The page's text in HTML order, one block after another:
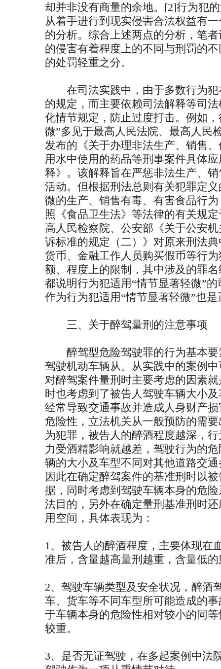
却并非没有商量的余地。[2]行为犯
从着手进行到现实侵害合法权益有
的分析。综合上述两点的分析，笔
的侵害有着程度上的不同与刑罚的
的处罚轻重之分。
在司法实践中，由于多数行为犯
的规定，而主要依赖司法解释等司
化情节规定，防止过度打击。例如
微”多见于最高人民法院、最高人民
发布的《关于办理非法生产、销售
用水中使用的药品等刑事案件具体
释》。该解释旨在严惩非法生产、
活动。但根据刑法总则有关犯罪定
微的生产、销售有毒、有害食品行
照《食品卫生法》等法律的有关规
高人民检察院、公安部《关于公安
诉标准的规定（二）》对原来刑法
货币、金融工作人员购买假币等行
额、程度上的限制，其中涉及的罪
都说明行为犯适用“情节显著轻微”
作为行为犯适用“情节显著轻微”也是
三、关于醉驾量刑的注意事项
醉驾型危险驾驶罪的行为基本要
驾驶机动车辆从。从实践中的案例
对醉驾案件量刑时主要考虑的因素
时也考虑到了被告人驾驶车辆大小
经常导致交通事故并造成人身财产
危险性，立法机关从一般预防的需
为犯罪，被告人的醉酒程度越深，
力受酒精影响就越差，驾驶行为的
辆的大小及车型不同对其他道路交
因此在确定醉驾案件的基准刑时以
据，同时考虑到驾驶车辆本身的危
法目的，另外在确定量刑基准刑时
用空间，具体表现为：
1、被告人的醉酒程度，主要体现在
准后，含量越高量刑越重，含量低
2、驾驶车辆类型及安全状况，醉酒
车、货车等不同车型所可能造成的
于车辆本身的危险性相对较小的同
较重。
3、是否无证驾驶，在多起案例中法